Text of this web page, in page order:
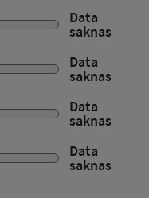
Data
saknas
Data
saknas
Data
saknas
Data
saknas